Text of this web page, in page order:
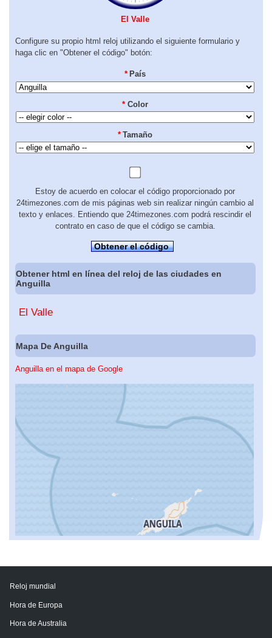
El Valle
Configure su propio html reloj utilizando el siguiente formulario y
haga clic en "Obtener el código" botón:
* País
* Color
* Tamaño
Estoy de acuerdo en colocar el código proporcionado por
24timezones.com de mis páginas web sin realizar ningún cambio al
texto y enlaces. Entiendo que 24timezones.com podrá rescindir el
contrato en caso de que el código se cambia.
Obtener el código
Obtener html en línea del reloj de las ciudades en
Anguilla
El Valle
Mapa De Anguilla
Anguilla en el mapa de Google
Reloj mundial
Hora de Europa
Hora de Australia